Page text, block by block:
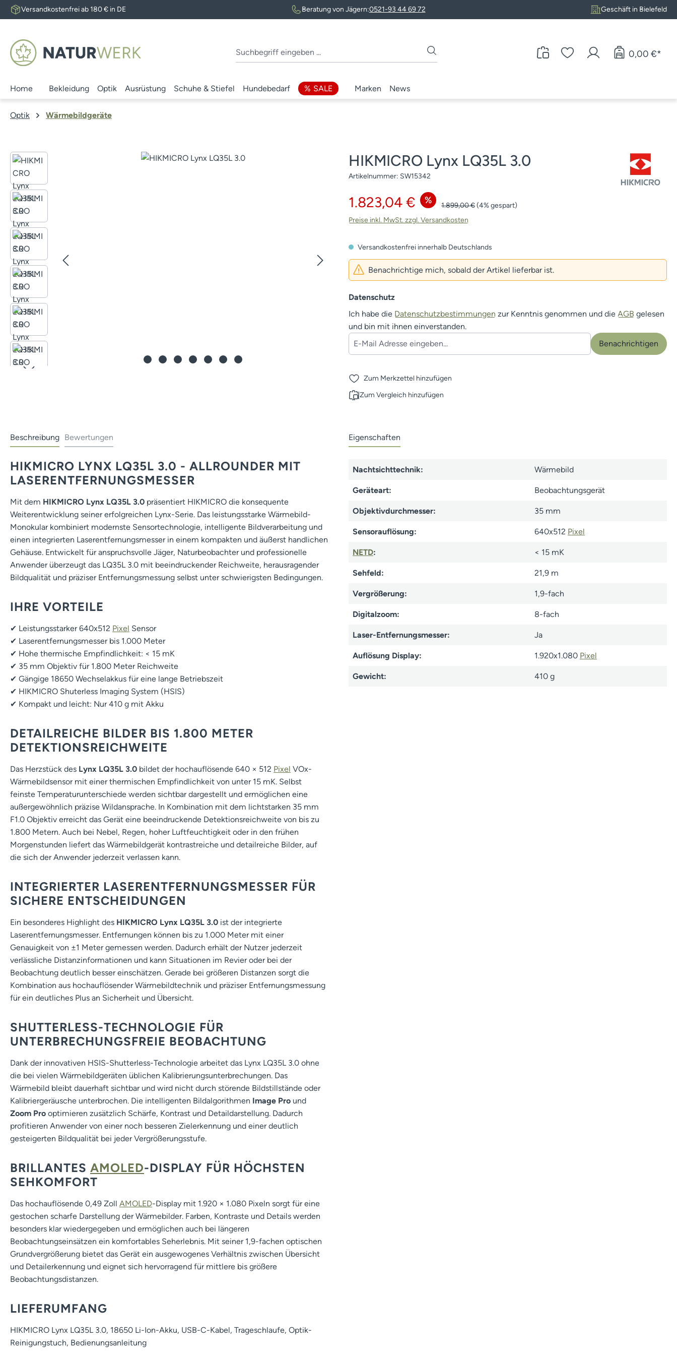
Hauptinhalt springen
Zur Suche springen
Zur Hauptnavigation springen
Versandkostenfrei ab 180 € in DE Beratung von Jägern:0521-93 44 69 72 Geschäft in Bielefeld
0,00 €*
Home Bekleidung Optik Ausrüstung Schuhe & Stiefel Hundebedarf SALE Marken News
Optik Wärmebildgeräte
Bildergalerie überspringen HIKMICRO Lynx LQ35L 3.0
Artikelnummer: SW15342
Verkaufspreis:
1.823,04 € % Regulärer Preis:
1.899,00 €(4% gespart)
Preise inkl. MwSt. zzgl. Versandkosten
Versandkostenfrei innerhalb Deutschlands
Benachrichtige mich, sobald der Artikel lieferbar ist.
Datenschutz
Ich habe die Datenschutzbestimmungen zur Kenntnis genommen und die AGB gelesen
und bin mit ihnen einverstanden.
Benachrichtigen
Zum Merkzettel hinzufügen
Zum Vergleich hinzufügen
Beschreibung Bewertungen
HIKMICRO LYNX LQ35L 3.0 - ALLROUNDER MIT
LASERENTFERNUNGSMESSER
Mit dem HIKMICRO Lynx LQ35L 3.0 präsentiert HIKMICRO die konsequente
Weiterentwicklung seiner erfolgreichen Lynx-Serie. Das leistungsstarke Wärmebild-
Monokular kombiniert modernste Sensortechnologie, intelligente Bildverarbeitung und
einen integrierten Laserentfernungsmesser in einem kompakten und äußerst handlichen
Gehäuse. Entwickelt für anspruchsvolle Jäger, Naturbeobachter und professionelle
Anwender überzeugt das LQ35L 3.0 mit beeindruckender Reichweite, herausragender
Bildqualität und präziser Entfernungsmessung selbst unter schwierigsten Bedingungen.
IHRE VORTEILE
✔ Leistungsstarker 640x512 Pixel Sensor
✔ Laserentfernungsmesser bis 1.000 Meter
✔ Hohe thermische Empfindlichkeit: < 15 mK
✔ 35 mm Objektiv für 1.800 Meter Reichweite
✔ Gängige 18650 Wechselakkus für eine lange Betriebszeit
✔ HIKMICRO Shuterless Imaging System (HSIS)
✔ Kompakt und leicht: Nur 410 g mit Akku
DETAILREICHE BILDER BIS 1.800 METER
DETEKTIONSREICHWEITE
Das Herzstück des Lynx LQ35L 3.0 bildet der hochauflösende 640 × 512 Pixel VOx-
Wärmebildsensor mit einer thermischen Empfindlichkeit von unter 15 mK. Selbst
feinste Temperaturunterschiede werden sichtbar dargestellt und ermöglichen eine
außergewöhnlich präzise Wildansprache. In Kombination mit dem lichtstarken 35 mm
F1.0 Objektiv erreicht das Gerät eine beeindruckende Detektionsreichweite von bis zu
1.800 Metern. Auch bei Nebel, Regen, hoher Luftfeuchtigkeit oder in den frühen
Morgenstunden liefert das Wärmebildgerät kontrastreiche und detailreiche Bilder, auf
die sich der Anwender jederzeit verlassen kann.
INTEGRIERTER LASERENTFERNUNGSMESSER FÜR
SICHERE ENTSCHEIDUNGEN
Ein besonderes Highlight des HIKMICRO Lynx LQ35L 3.0 ist der integrierte
Laserentfernungsmesser. Entfernungen können bis zu 1.000 Meter mit einer
Genauigkeit von ±1 Meter gemessen werden. Dadurch erhält der Nutzer jederzeit
verlässliche Distanzinformationen und kann Situationen im Revier oder bei der
Beobachtung deutlich besser einschätzen. Gerade bei größeren Distanzen sorgt die
Kombination aus hochauflösender Wärmebildtechnik und präziser Entfernungsmessung
für ein deutliches Plus an Sicherheit und Übersicht.
SHUTTERLESS-TECHNOLOGIE FÜR
UNTERBRECHUNGSFREIE BEOBACHTUNG
Dank der innovativen HSIS-Shutterless-Technologie arbeitet das Lynx LQ35L 3.0 ohne
die bei vielen Wärmebildgeräten üblichen Kalibrierungsunterbrechungen. Das
Wärmebild bleibt dauerhaft sichtbar und wird nicht durch störende Bildstillstände oder
Kalibriergeräusche unterbrochen. Die intelligenten Bildalgorithmen Image Pro und
Zoom Pro optimieren zusätzlich Schärfe, Kontrast und Detaildarstellung. Dadurch
profitieren Anwender von einer noch besseren Zielerkennung und einer deutlich
gesteigerten Bildqualität bei jeder Vergrößerungsstufe.
BRILLANTES AMOLED-DISPLAY FÜR HÖCHSTEN
SEHKOMFORT
Das hochauflösende 0,49 Zoll AMOLED-Display mit 1.920 × 1.080 Pixeln sorgt für eine
gestochen scharfe Darstellung der Wärmebilder. Farben, Kontraste und Details werden
besonders klar wiedergegeben und ermöglichen auch bei längeren
Beobachtungseinsätzen ein komfortables Seherlebnis. Mit seiner 1,9-fachen optischen
Grundvergrößerung bietet das Gerät ein ausgewogenes Verhältnis zwischen Übersicht
und Detailerkennung und eignet sich hervorragend für mittlere bis größere
Beobachtungsdistanzen.
LIEFERUMFANG
HIKMICRO Lynx LQ35L 3.0, 18650 Li-Ion-Akku, USB-C-Kabel, Trageschlaufe, Optik-
Reinigungstuch, Bedienungsanleitung
Eigenschaften
Nachtsichttechnik: Wärmebild
Geräteart: Beobachtungsgerät
Objektivdurchmesser: 35 mm
Sensorauflösung: 640x512 Pixel
NETD: < 15 mK
Sehfeld: 21,9 m
Vergrößerung: 1,9-fach
Digitalzoom: 8-fach
Laser-Entfernungsmesser: Ja
Auflösung Display: 1.920x1.080 Pixel
Gewicht: 410 g